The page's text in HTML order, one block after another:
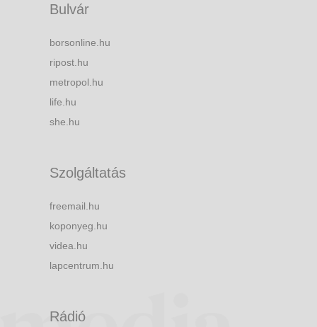
Bulvár
borsonline.hu
ripost.hu
metropol.hu
life.hu
she.hu
Szolgáltatás
freemail.hu
koponyeg.hu
videa.hu
lapcentrum.hu
Rádió